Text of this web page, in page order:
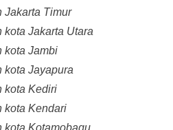
Jakarta Timur
Jakarta Utara
kota Jambi
kota Jayapura
kota Kediri
kota Kendari